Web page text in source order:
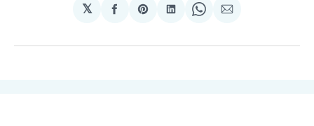
𝕏
podijeliSharepodijeliSharepodijeli